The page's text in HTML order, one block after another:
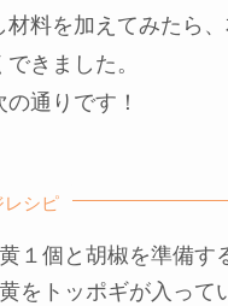
材料を加えてみたら
きました。
通りです！
レシピ
１個と胡椒を準備す
をトッポギが入って